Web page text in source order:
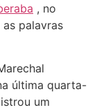
, no
palavras
última quarta-
um